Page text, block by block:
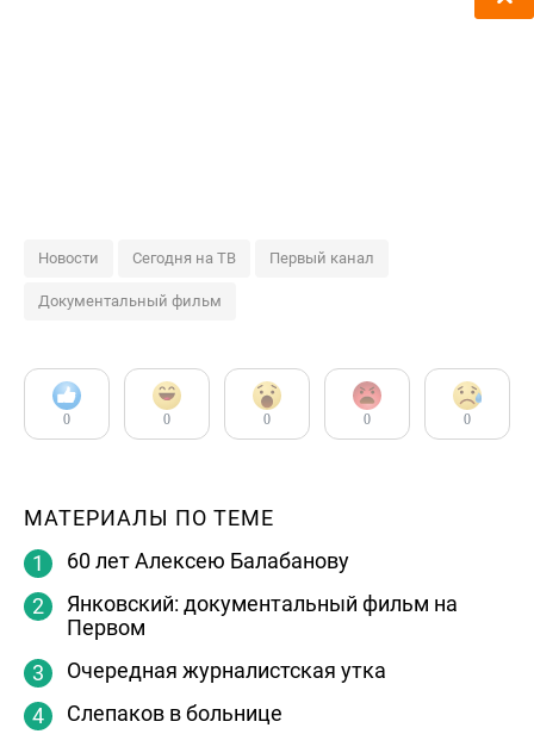
Новости Сегодня на ТВ Первый канал
Документальный фильм
0 0 0 0 0
МАТЕРИАЛЫ ПО ТЕМЕ
60 лет Алексею Балабанову
Янковский: документальный фильм на
Первом
Очередная журналистская утка
Слепаков в больнице